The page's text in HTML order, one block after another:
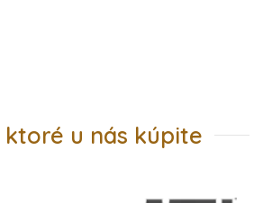
ktoré u nás kúpite